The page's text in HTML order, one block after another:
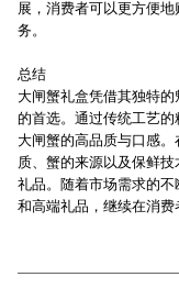
展，消费者可以更方便
务。
总结
大闸蟹礼盒凭借其独特
的首选。通过传统工艺
大闸蟹的高品质与口感
质、蟹的来源以及保鲜
礼品。随着市场需求的
和高端礼品，继续在消费